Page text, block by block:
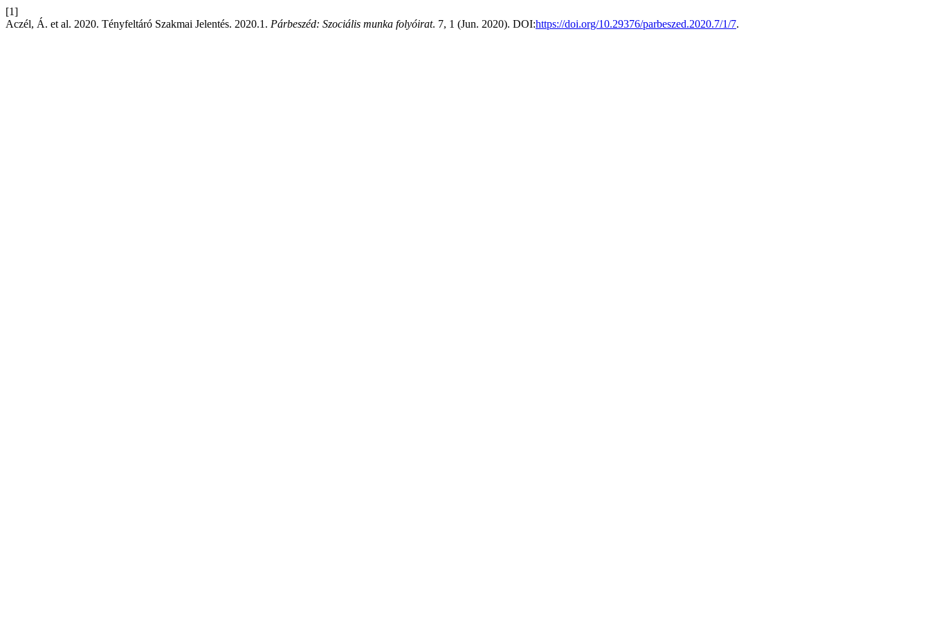
[1]
Aczél, Á. et al. 2020. Tényfeltáró Szakmai Jelentés. 2020.1. Párbeszéd: Szociális munka folyóirat. 7, 1 (Jun. 2020). DOI:https://doi.org/10.29376/parbeszed.2020.7/1/7.